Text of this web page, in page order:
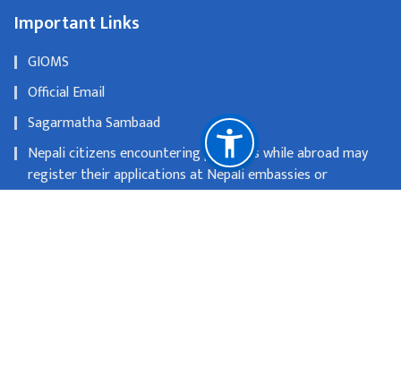
Important Links
GIOMS
Official Email
Sagarmatha Sambaad
Nepali citizens encountering problems while abroad may
register their applications at Nepali embassies or
consulates